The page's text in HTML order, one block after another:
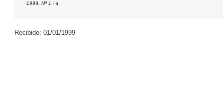
1999 ,Nº 1 - 4
Recibido: 01/01/1999